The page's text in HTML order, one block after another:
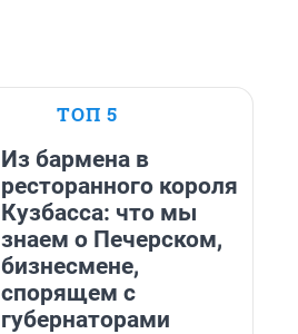
ТОП 5
Из бармена в
ресторанного короля
Кузбасса: что мы
знаем о Печерском,
бизнесмене,
спорящем с
губернаторами